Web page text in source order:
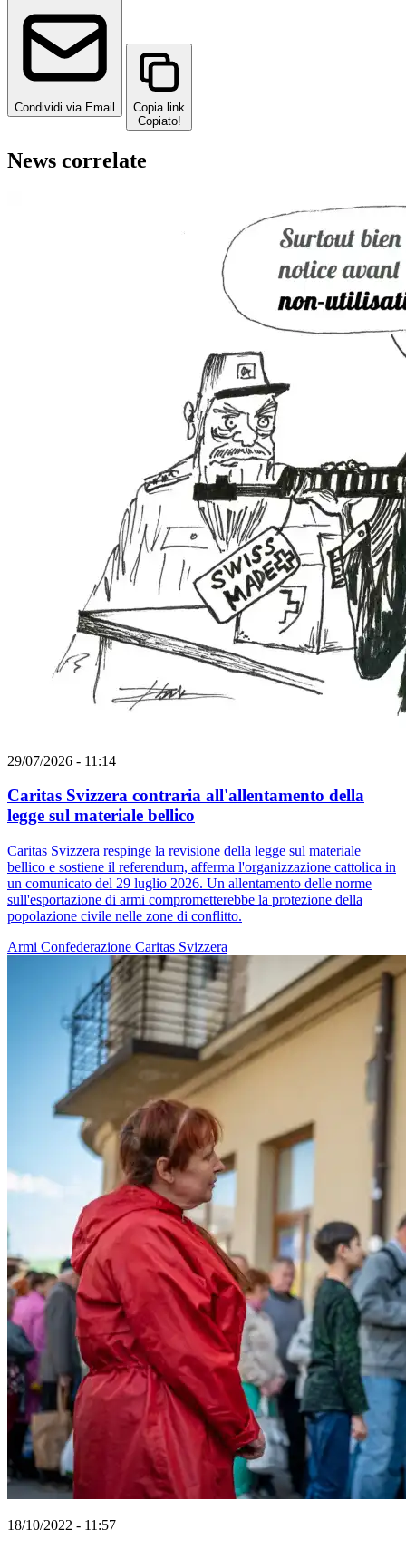
Condividi via Email
Copia link
Copiato!
News correlate
29/07/2026 - 11:14
Caritas Svizzera contraria all'allentamento della
legge sul materiale bellico
Caritas Svizzera respinge la revisione della legge sul materiale
bellico e sostiene il referendum, afferma l'organizzazione cattolica in
un comunicato del 29 luglio 2026. Un allentamento delle norme
sull'esportazione di armi comprometterebbe la protezione della
popolazione civile nelle zone di conflitto.
Armi Confederazione Caritas Svizzera
18/10/2022 - 11:57